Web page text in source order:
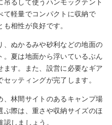
るして使うハンモックテント
て軽量でコンパクトに収納で
相性が良好です。
、ぬかるみや砂利などの地面の
夏は地面から浮いているぶん
ます。また、設営に必要なギア
ッティングが完了します。
、林間サイトのあるキャンプ場
ぶ際は、重さや収納サイズのほ
しましょう。